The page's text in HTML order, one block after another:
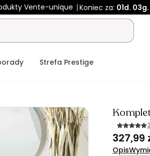
Vente-unique Koniec za: 01d. 03g.
Strefa Prestige
327,99
Opis